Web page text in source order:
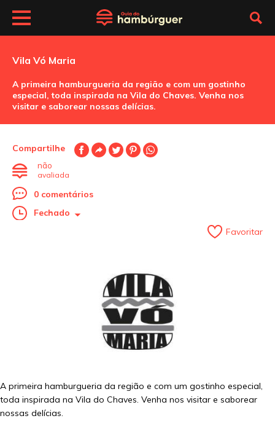
Vila Vó Maria
A primeira hamburgueria da região e com um gostinho
especial, toda inspirada na Vila do Chaves. Venha nos
visitar e saborear nossas delícias.
Compartilhe
não
avaliada
0 comentários
Fechado
Favoritar
A primeira hamburgueria da região e com um gostinho especial,
toda inspirada na Vila do Chaves. Venha nos visitar e saborear
nossas delícias.